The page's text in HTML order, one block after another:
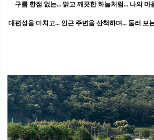
구름 한점 없는... 맑고 깨끗한 하늘처럼... 나의 마
대편성을 마치고... 인근 주변을 산책하며... 둘러 보